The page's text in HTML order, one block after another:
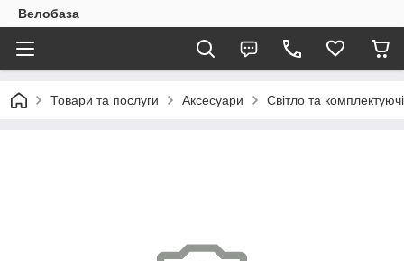
Велобаза
Товари та послуги Аксесуари Світло та комплектуючі